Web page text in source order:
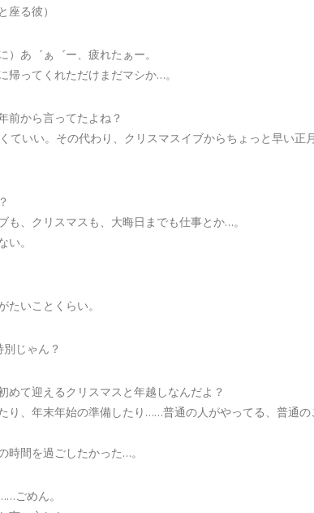
座る彼）
）あ゛ぁ゛ー、疲れたぁー。
帰ってくれただけまだマシか…。
前から言ってたよね？
ていい。その代わり、クリスマスイブからちょっと早い正
も、クリスマスも、大晦日までも仕事とか…。
い。
たいことくらい。
じゃん？
めて迎えるクリスマスと年越しなんだよ？
り、年末年始の準備したり……普通の人がやってる、普通の
時間を過ごしたかった…。
ごめん。